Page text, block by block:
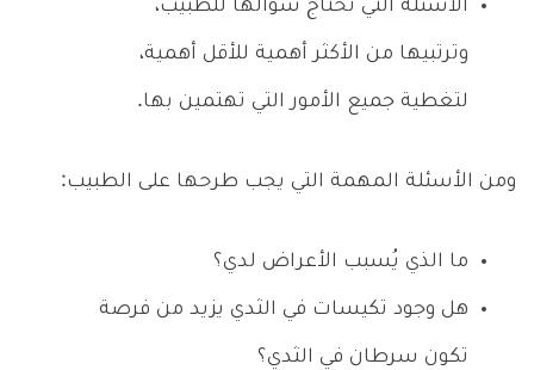
الأسئلة التي تحتاج سؤالها للطبيب،
وترتبيها من الأكثر أهمية للأقل أهمية،
لتغطية جميع الأمور التي تهتمين بها.
ومن الأسئلة المهمة التي يجب طرحها على الطبيب:
ما الذي يُسبب الأعراض لدي؟
هل وجود تكيسات في الثدي يزيد من فرصة
تكون سرطان في الثدي؟